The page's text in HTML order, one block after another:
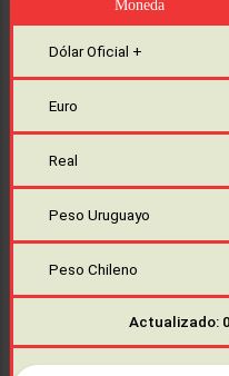
Moneda
Dólar Oficial +
Euro
Real
Peso Uruguayo
Peso Chileno
Actualizado: